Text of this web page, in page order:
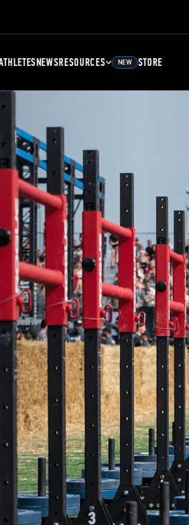
NEWSRESOURCES NEW STORE